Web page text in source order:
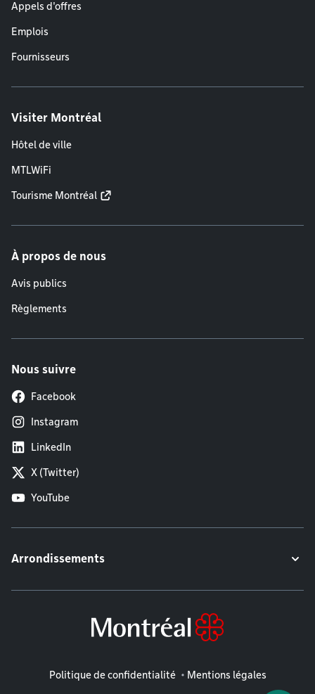
Appels d'offres
Emplois
Fournisseurs
Visiter Montréal
Hôtel de ville
MTLWiFi
Tourisme Montréal
À propos de nous
Avis publics
Règlements
Nous suivre
Facebook
Instagram
LinkedIn
X (Twitter)
YouTube
Arrondissements
Mentions légales
Politique de confidentialité Mentions légales